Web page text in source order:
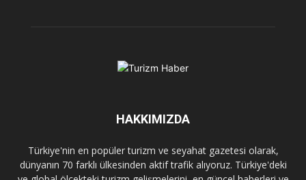
HAKKIMIZDA
Türkiye'nin en popüler turizm ve seyahat gazetesi olarak,
dünyanın 70 farklı ülkesinden aktif trafik alıyoruz. Türkiye'deki